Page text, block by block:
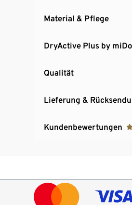
Material & Pflege
DryActive Plus by
Qualität
Lieferung &
Kundenbewertungen